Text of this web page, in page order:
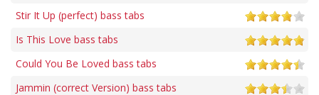
Stir It Up (perfect) bass tabs
Is This Love bass tabs
Could You Be Loved bass tabs
Jammin (correct Version) bass tabs